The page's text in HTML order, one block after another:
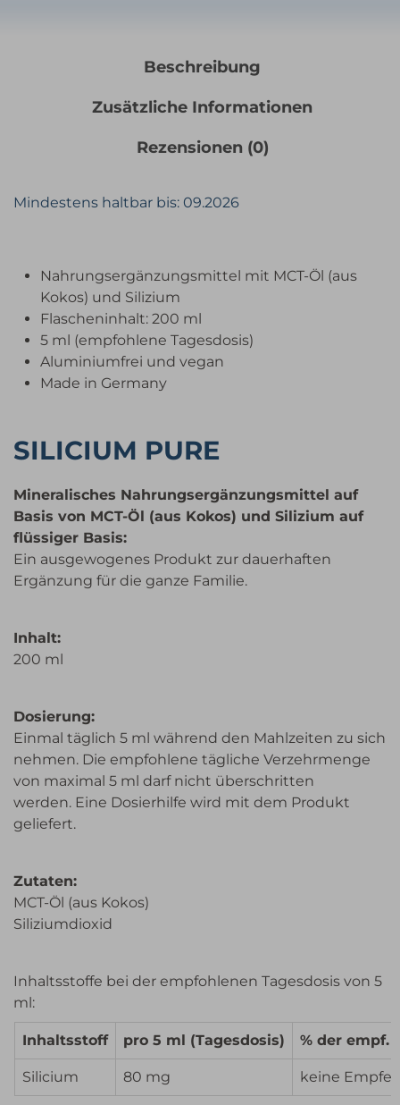
Beschreibung
Zusätzliche Informationen
Rezensionen (0)
Mindestens haltbar bis: 09.2026
Nahrungsergänzungsmittel mit MCT-Öl (aus
Kokos) und Silizium
Flascheninhalt: 200 ml
5 ml (empfohlene Tagesdosis)
Aluminiumfrei und vegan
Made in Germany
SILICIUM PURE
Mineralisches Nahrungsergänzungsmittel auf
Basis von MCT-Öl (aus Kokos) und Silizium auf
flüssiger Basis:
Ein ausgewogenes Produkt zur dauerhaften
Ergänzung für die ganze Familie.
Inhalt:
200 ml
Dosierung:
Einmal täglich 5 ml während den Mahlzeiten zu sich
nehmen. Die empfohlene tägliche Verzehrmenge
von maximal 5 ml darf nicht überschritten
werden. Eine Dosierhilfe wird mit dem Produkt
geliefert.
Zutaten:
MCT-Öl (aus Kokos)
Siliziumdioxid
Inhaltsstoffe bei der empfohlenen Tagesdosis von 5
ml:
Inhaltsstoff pro 5 ml (Tagesdosis) % der empf.
Silicium 80 mg keine